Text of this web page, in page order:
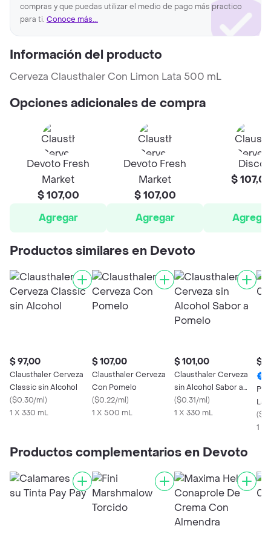
compras y que puedas utilizar el medio de pago más practico
para ti. Conoce más...
Información del producto
Cerveza Clausthaler Con Limon Lata 500 mL
Opciones adicionales de compra
Devoto Fresh
Market
$ 107,00
Agregar
Devoto Fresh
Market
$ 107,00
Agregar
Disco
$
Agregar
Productos similares en Devoto
$ 97,00
Clausthaler Cerveza
Classic sin Alcohol
($0.30/ml)
1 X 330 mL
$ 107,00
Clausthaler Cerveza
Con Pomelo
($0.22/ml)
1 X 500 mL
$ 101,00
Clausthaler Cerveza
sin Alcohol Sabor a
Pomelo
($0.31/ml)
1 X 330 mL
$
(
1 X
Productos complementarios en Devoto